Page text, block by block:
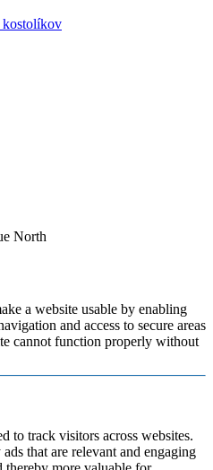
North
a website usable by enabling
and access to secure areas
cannot function properly without
to track visitors across websites.
that are relevant and engaging